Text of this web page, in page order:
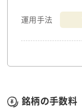
運用手法
銘柄の手数料